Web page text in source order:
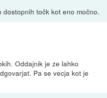
dostopnih točk kot eno močno.
Oddajnik je ze lahko
Pa se vecja kot je